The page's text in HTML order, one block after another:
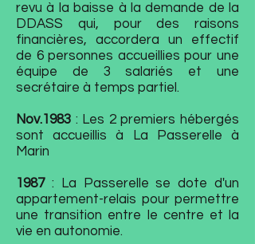
revu à la baisse à la demande de la
DDASS qui, pour des raisons
financières, accordera un effectif
de 6 personnes accueillies pour une
équipe de 3 salariés et une
secrétaire à temps partiel.
Nov.1983 : Les 2 premiers hébergés
sont accueillis à La Passerelle à
Marin
1987: La Passerelle se dote d'un
appartement-relais pour permettre
une transition entre le centre et la
vie en autonomie.